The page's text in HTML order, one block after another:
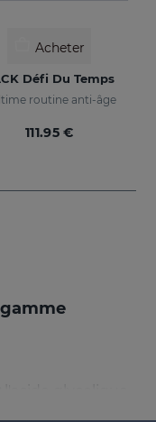
Acheter
Défi Du Temps
routine anti-âge
111.95 €